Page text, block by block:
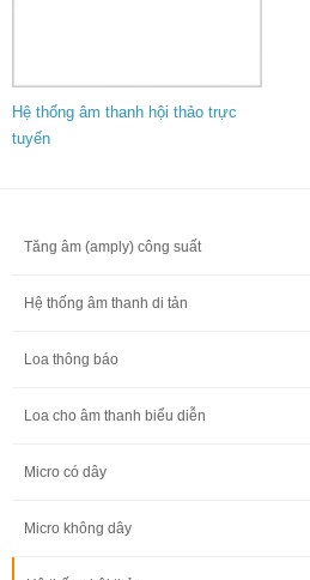
Hệ thống âm thanh hội thảo trực
tuyến
Tăng âm (amply) công suất
Hệ thống âm thanh di tản
Loa thông báo
Loa cho âm thanh biểu diễn
Micro có dây
Micro không dây